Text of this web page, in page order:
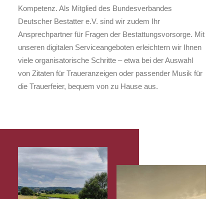
Kompetenz. Als Mitglied des Bundesverbandes
Deutscher Bestatter e.V. sind wir zudem Ihr
Ansprechpartner für Fragen der Bestattungsvorsorge. Mit
unseren digitalen Serviceangeboten erleichtern wir Ihnen
viele organisatorische Schritte – etwa bei der Auswahl
von Zitaten für Traueranzeigen oder passender Musik für
die Trauerfeier, bequem von zu Hause aus.